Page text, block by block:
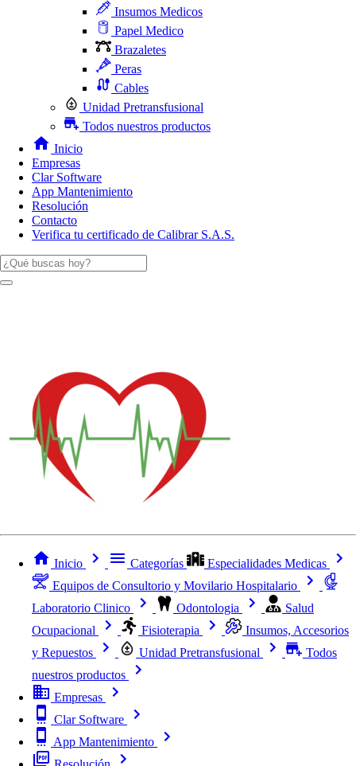
Insumos Medicos
Papel Medico
Brazaletes
Peras
Cables
Unidad Pretransfusional
Todos nuestros productos
Inicio
Empresas
Clar Software
App Mantenimiento
Resolución
Contacto
Verifica tu certificado de Calibrar S.A.S.
Inicio Categorías
Especialidades Medicas
Equipos de Consultorio y Movilario Hospitalario
Laboratorio Clinico
Odontologia
Salud
Ocupacional
Fisioterapia
Insumos, Accesorios
y Repuestos
Unidad Pretransfusional
Todos
nuestros productos
Empresas
Clar Software
App Mantenimiento